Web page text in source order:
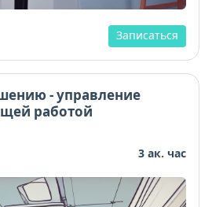
Записаться
- управление
работой
3 ак. час